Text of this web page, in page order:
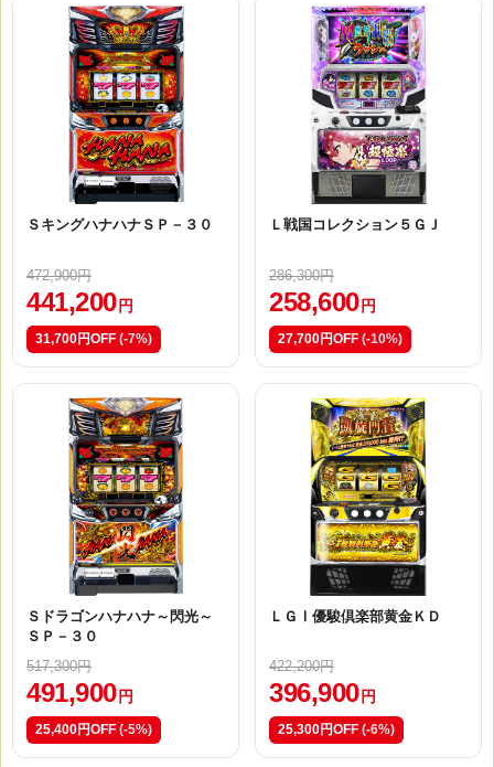
ＳキングハナハナＳＰ－３０
472,900円
441,200 円
31,700円OFF (-7%)
Ｌ戦国コレクション５ＧＪ
286,300円
258,600 円
27,700円OFF (-10%)
Ｓドラゴンハナハナ～閃光～
ＳＰ－３０
517,300円
491,900 円
25,400円OFF (-5%)
ＬＧⅠ優駿倶楽部黄金ＫＤ
422,200円
396,900 円
25,300円OFF (-6%)